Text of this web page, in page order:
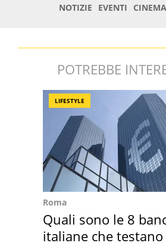
POTREBBE
LIFESTYLE
Roma
Quali sono le 8
italiane che